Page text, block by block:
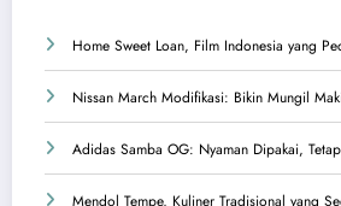
Home Sweet Loan, Film Indonesia yang
Nissan March Modifikasi: Bikin Mungil
Adidas Samba OG: Nyaman Dipakai,
Mendol Tempe, Kuliner Tradisional yang